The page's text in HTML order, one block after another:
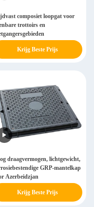
composiet loopgat voor
trottoirs en
Krijg Beste Prijs
draagvermogen, lichtgewicht,
GRP-mantelkap
Azerbeidzjan
Krijg Beste Prijs